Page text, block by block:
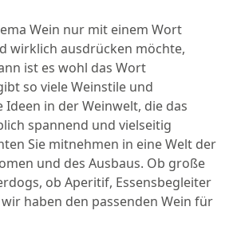
Wein nur mit einem Wort
wirklich ausdrücken möchte,
ist es wohl das Wort
so viele Weinstile und
in der Weinwelt, die das
spannend und vielseitig
Sie mitnehmen in eine Welt der
und des Ausbaus. Ob große
ob Aperitif, Essensbegleiter
haben den passenden Wein für